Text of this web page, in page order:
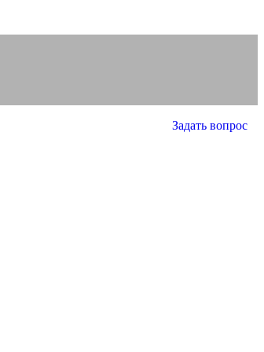
Задать вопрос